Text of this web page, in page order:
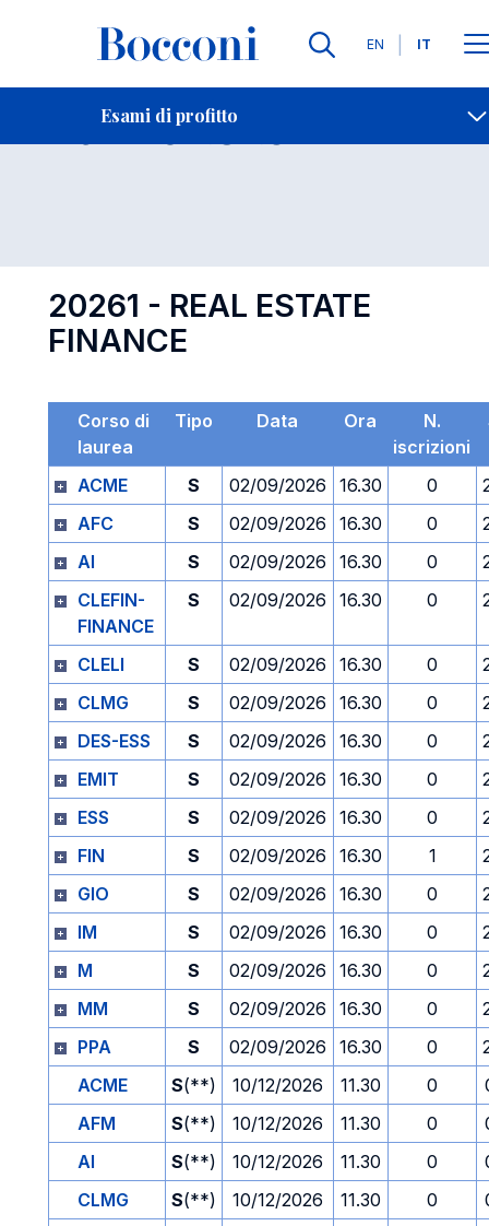
Lingue
EN IT
Esami di profitto
Contatti
Esame 20261 Open
20261 - REAL ESTATE
FINANCE
Corso di
laurea
Tipo Data Ora
N.
iscrizioni
ACME
S 02/09/2026 16.30 0
AFC
S 02/09/2026 16.30 0
AI
S 02/09/2026 16.30 0
CLEFIN-
FINANCE
S 02/09/2026 16.30 0
CLELI S 02/09/2026 16.30 0
CLMG
S 02/09/2026 16.30 0
DES-ESS
S 02/09/2026 16.30 0
EMIT
S 02/09/2026 16.30 0
ESS
S 02/09/2026 16.30 0
FIN
S 02/09/2026 16.30 1
GIO
S 02/09/2026 16.30 0
IM
S 02/09/2026 16.30 0
M
S 02/09/2026 16.30 0
MM
S 02/09/2026 16.30 0
PPA
S 02/09/2026 16.30 0
ACME
S(**) 10/12/2026 11.30 0
AFM
S(**) 10/12/2026 11.30 0
AI
S(**) 10/12/2026 11.30 0
CLMG
S(**) 10/12/2026 11.30 0